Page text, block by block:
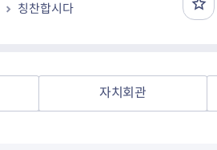
민원통합상담창구
공유공간 대관 시설 안내
계약현황
위원회
제기동
전농2동
바우처사업
노인
장애인
칭찬합시다
자치회관